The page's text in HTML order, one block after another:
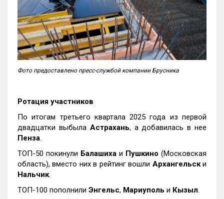
Фото предоставлено пресс-службой компании Брусника
Ротация участников
По итогам третьего квартала 2025 года из первой
двадцатки выбыла Астрахань, а добавилась в нее
Пенза.
ТОП-50 покинули Балашиха и Пушкино (Московская
область), вместо них в рейтинг вошли Архангельски
Нальчик.
ТОП-100 пополнили Энгельс, Мариуполь и Кызыл.